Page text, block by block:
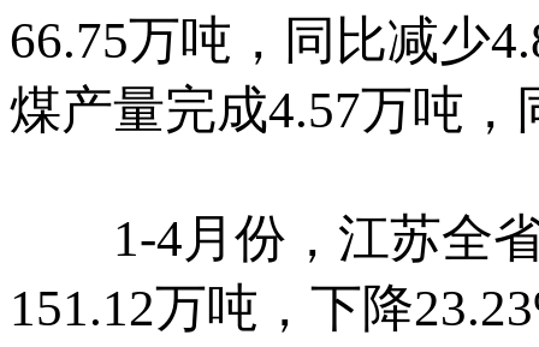
66.75万吨，同比减少
煤产量完成4.57万吨，
1-4月份，江苏全省
151.12万吨，下降